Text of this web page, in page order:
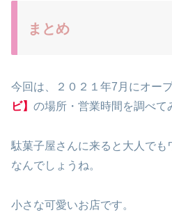
まとめ
今回は、２０２１年7月にオー
ビ】 の場所・営業時間を調べて
駄菓子屋さんに来ると大人でも
なんでしょうね。
小さな可愛いお店です。